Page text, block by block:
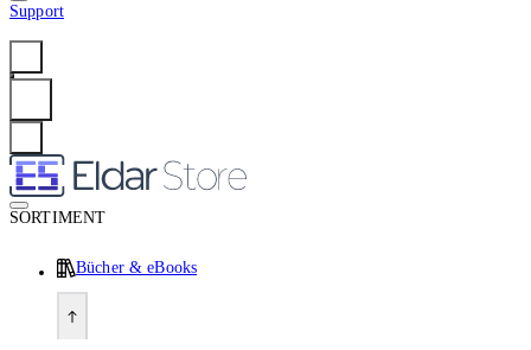
Support
SORTIMENT
Bücher & eBooks